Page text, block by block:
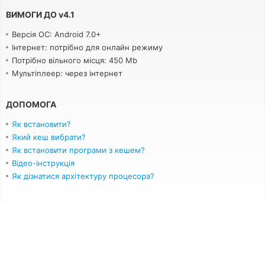
ВИМОГИ ДОv4.1
Версія ОС: Android 7.0+
Інтернет: потрібно для онлайн режиму
Потрібно вільного місця: 450 Mb
Мультіплеер: через інтернет
ДОПОМОГА
Як встановити?
Який кеш вибрати?
Як встановити програми з кешем?
Відео-інструкція
Як дізнатися архітектуру процесора?